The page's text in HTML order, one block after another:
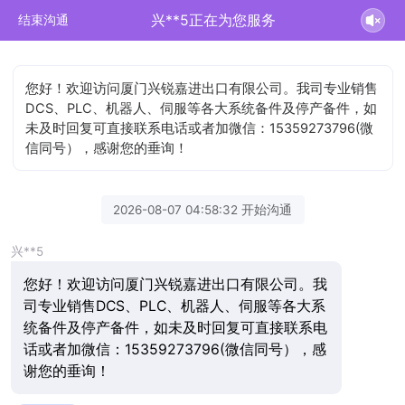
结束沟通 兴**5正在为您服务
您好！欢迎访问厦门兴锐嘉进出口有限公司。我司专业销售
DCS、PLC、机器人、伺服等各大系统备件及停产备件，如
未及时回复可直接联系电话或者加微信：15359273796(微
信同号），感谢您的垂询！
2026-08-07 04:58:32 开始沟通
兴**5
您好！欢迎访问厦门兴锐嘉进出口有限公司。我
司专业销售DCS、PLC、机器人、伺服等各大系
统备件及停产备件，如未及时回复可直接联系电
话或者加微信：15359273796(微信同号），感
谢您的垂询！